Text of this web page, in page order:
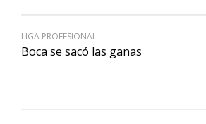
LIGA PROFESIONAL
Boca se sacó las ganas